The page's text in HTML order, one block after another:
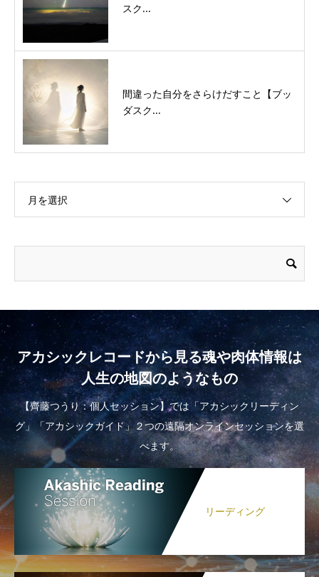
スク...
間違った自分をさらけだすこと【ブッ
ダスク...
月を選択
アカシックレコードから見る魂や肉体情報は
人生の地図のようなもの
【齊藤つうり：個人セッション】では「アカシックリーディン
グ」「アカシックガイド」２つの遠隔オンラインセッションを選
べます。
リーディング